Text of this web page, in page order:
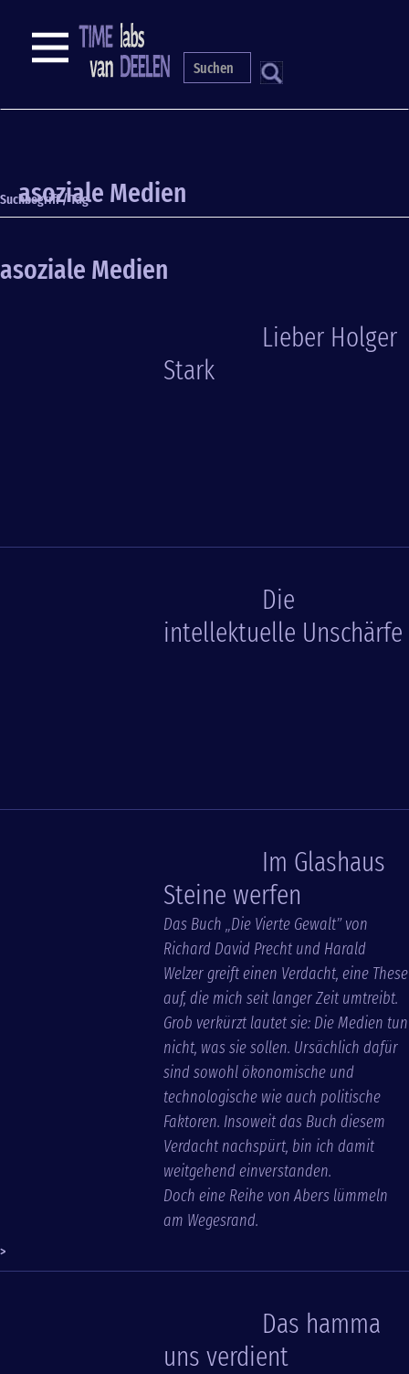
S
NAVIGATION
asoziale Medien
Suchbegriff / Tag
asoziale Medien
Lieber Holger
Stark
Die
intellektuelle Unschärfe
Im Glashaus
Steine werfen
Das Buch „Die Vierte Gewalt” von
Richard David Precht und Harald
Welzer greift einen Verdacht, eine These
auf, die mich seit langer Zeit umtreibt.
Grob verkürzt lautet sie: Die Medien tun
nicht, was sie sollen. Ursächlich dafür
sind sowohl ökonomische und
technologische wie auch politische
Faktoren. Insoweit das Buch diesem
Verdacht nachspürt, bin ich damit
weitgehend einverstanden.
Doch eine Reihe von Abers lümmeln
am Wegesrand.
>
Das hamma
uns verdient